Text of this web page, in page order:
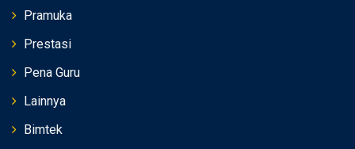
Pramuka
Prestasi
Pena Guru
Lainnya
Bimtek